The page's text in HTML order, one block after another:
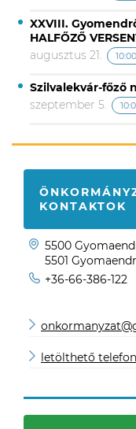
XXVIII.
HALFŐZŐ
augusztus 21. 10:00
Szilvalekvár-főző
szeptember 5.
KONTAKTOK
5500
5501
+36-66-386-122
letölthető